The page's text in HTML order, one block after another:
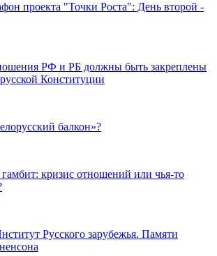
проекта "Точки Роста": День второй -
РФ и РБ должны быть закреплены
Конституции
балкон»?
кризис отношений или чья-то
Русского зарубежья. Памяти